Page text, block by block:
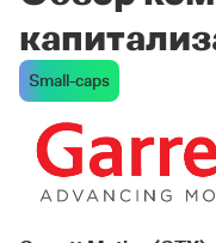
Small-caps